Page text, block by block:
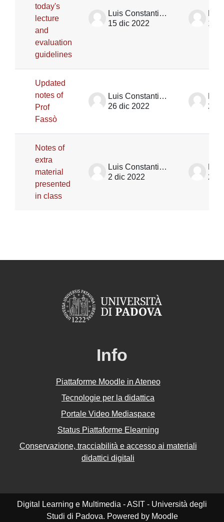
today's
lecture
and
evaluation
guidelines
Luis Constantino Garcia Naranjo Ortiz De La Huerta
15 dic 2022
15
Updated
notes of
Prof
Fassò
Luis Constantino Garcia Naranjo Ortiz De La Huerta
26 dic 2022
26
Notes of
extra
material
presented
in class
Luis Constantino Garcia Naranjo Ortiz De La Huerta
2 dic 2022
2
Info
Piattaforme Moodle in Ateneo
Tecnologie per la didattica
Portale Video Mediaspace
Status Piattaforme Elearning
Conservazione, tracciabilità e accesso ai materiali
didattici digitali
Digital Learning e Multimedia - ASIT - Università degli
Studi di Padova. Powered by Moodle